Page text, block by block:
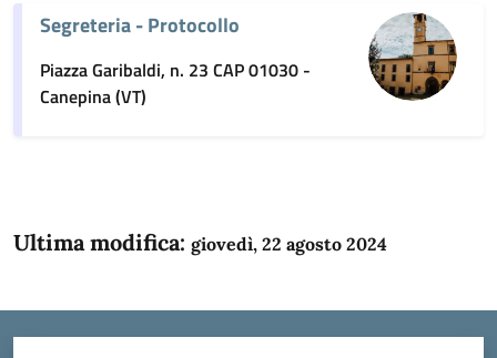
Segreteria - Protocollo
Piazza Garibaldi, n. 23 CAP 01030 -
Canepina (VT)
Ultima modifica: giovedì, 22 agosto 2024